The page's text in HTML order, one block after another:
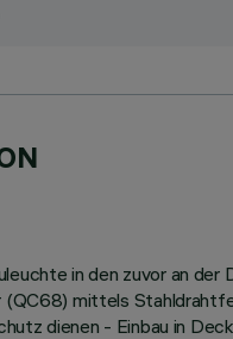
in den zuvor an der
mittels
dienen - Einbau in